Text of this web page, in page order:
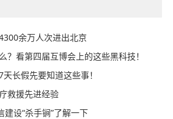
余万人次进出北京
？看第四届互博会上的这些黑科技！
长假先要知道这些事！
救援先进经验
设“杀手锏”了解一下